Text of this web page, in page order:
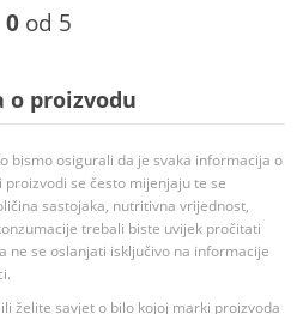
0 od 5
o proizvodu
bismo osigurali da je svaka informacija o
se često mijenjaju te se
sastojaka, nutritivna vrijednost,
trebali biste uvijek pročitati
ne se oslanjati isključivo na informacije
želite savjet o bilo kojoj marki proizvoda